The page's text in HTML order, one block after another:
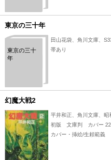
東京の三十年
東京の三十
年
田山花袋、角川文庫、
帯あり
幻魔大戦2
平井和正、角川文庫、昭
初版 文庫判 カバー
カバー・挿絵/生頼範義